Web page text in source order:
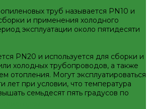
панельные
труб называется PN10 и
и применения холодного
эксплуатации около пятидесяти
PN20 и используется для сборки и
холодных трубопроводов, а также
отопления. Могут эксплуатироваться
лет при условии, что температура
семьдесят пять градусов по